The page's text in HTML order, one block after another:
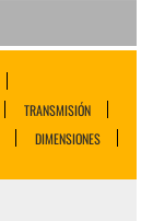
TRANSMISIÓN
DIMENSIONES